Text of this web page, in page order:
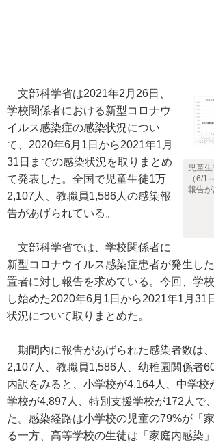
児童
（6/1
報告が
文部科学省は2021年2月26日、
学校関係者における新型コロナウ
イルス感染症の感染状況につい
て、2020年6月1日から2021年1月
31日までの感染状況を取りまとめ
て発表した。全国で児童生徒1万
2,107人、教職員1,586人の感染報
告があげられている。
文部科学省では、学校関係者に
新型コロナウイルス感染症患者が発生し
置者に対し報告を求めている。今回、学
し始めた2020年6月1日から2021年1月31
状況について取りまとめた。
期間内に報告があげられた感染者数は
2,107人、教職員1,586人、幼稚園関係者
内訳をみると、小学校が4,164人、中学校
学校が4,897人、特別支援学校が172人で
た。感染経路は小学校の児童の79%が「
る一方、高等学校の生徒は「家庭内感染